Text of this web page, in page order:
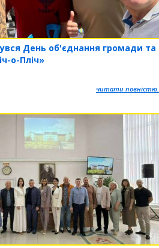
День об'єднання громади та
о-Пліч»
читати повністю...